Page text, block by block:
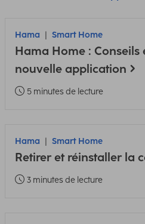
Hama Smart Home
Hama Home : Conseils
nouvelle application
5 minutes de lecture
Hama Smart Home
Retirer et réinstaller la
3 minutes de lecture